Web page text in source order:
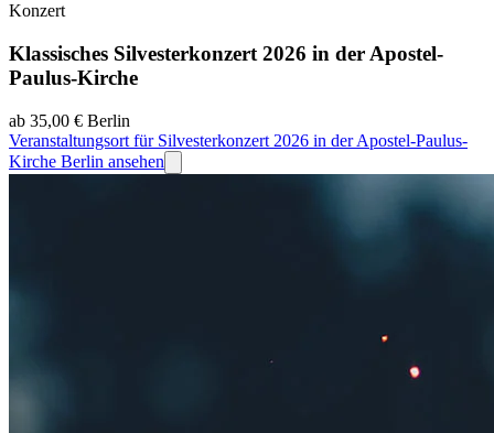
Konzert
Klassisches Silvesterkonzert 2026 in der Apostel-
Paulus-Kirche
ab 35,00 € Berlin
Veranstaltungsort für Silvesterkonzert 2026 in der Apostel-Paulus-
Kirche Berlin ansehen